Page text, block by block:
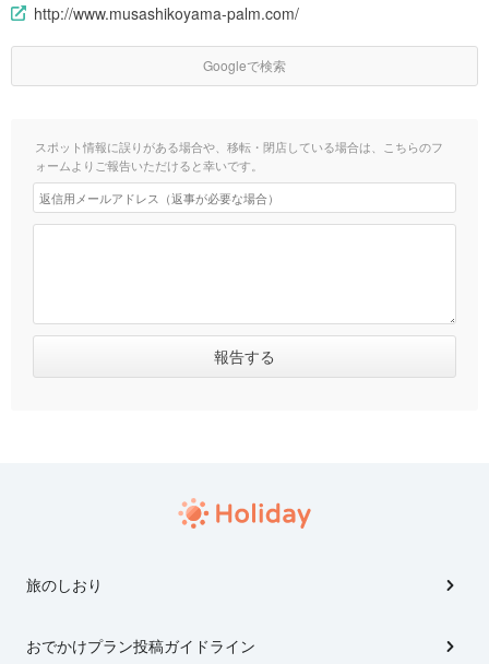
http://www.musashikoyama-palm.com/
Googleで検索
スポット情報に誤りがある場合や、移転・閉店している場合は、こちらのフ
ォームよりご報告いただけると幸いです。
旅のしおり
おでかけプラン投稿ガイドライン